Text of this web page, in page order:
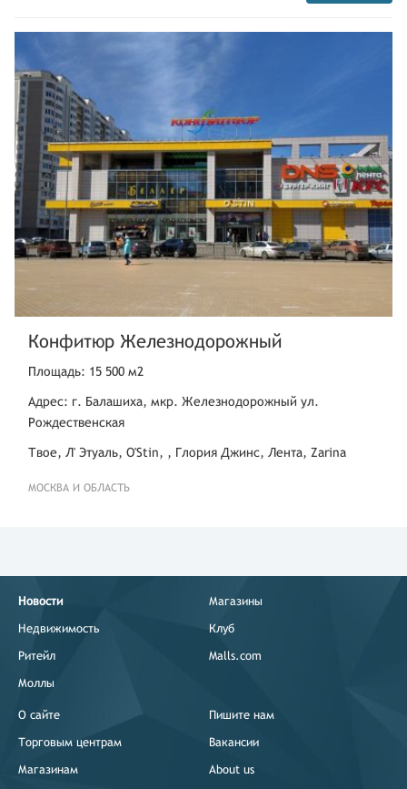
Конфитюр Железнодорожный
Площадь: 15 500 м2
Адрес: г. Балашиха, мкр. Железнодорожный ул.
Рождественская
Твое, Л' Этуаль, O'Stin, , Глория Джинс, Лента, Zarina
МОСКВА И ОБЛАСТЬ
Новости
Недвижимость
Ритейл
Моллы
Магазины
Клуб
Malls.com
О сайте
Торговым центрам
Магазинам
Пишите нам
Вакансии
About us